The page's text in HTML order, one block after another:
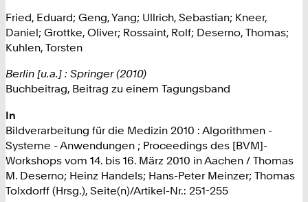
Fried, Eduard; Geng, Yang; Ullrich, Sebastian; Kneer,
Daniel; Grottke, Oliver; Rossaint, Rolf; Deserno, Thomas;
Kuhlen, Torsten
Berlin [u.a.] : Springer (2010)
Buchbeitrag, Beitrag zu einem Tagungsband
In
Bildverarbeitung für die Medizin 2010 : Algorithmen -
Systeme - Anwendungen ; Proceedings des [BVM]-
Workshops vom 14. bis 16. März 2010 in Aachen / Thomas
M. Deserno; Heinz Handels; Hans-Peter Meinzer; Thomas
Tolxdorff (Hrsg.), Seite(n)/Artikel-Nr.: 251-255